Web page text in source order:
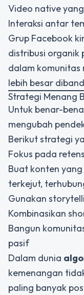
Video native
Interaksi antar
Grup Facebook
distribusi organik
dalam komunitas
lebih besar
Strategi Menang
Untuk benar-
mengubah
Berikut strategi
Fokus pada
Buat konten
terkejut,
Gunakan
Kombinasikan
Bangun
pasif
Dalam dunia
kemenangan
paling banyak